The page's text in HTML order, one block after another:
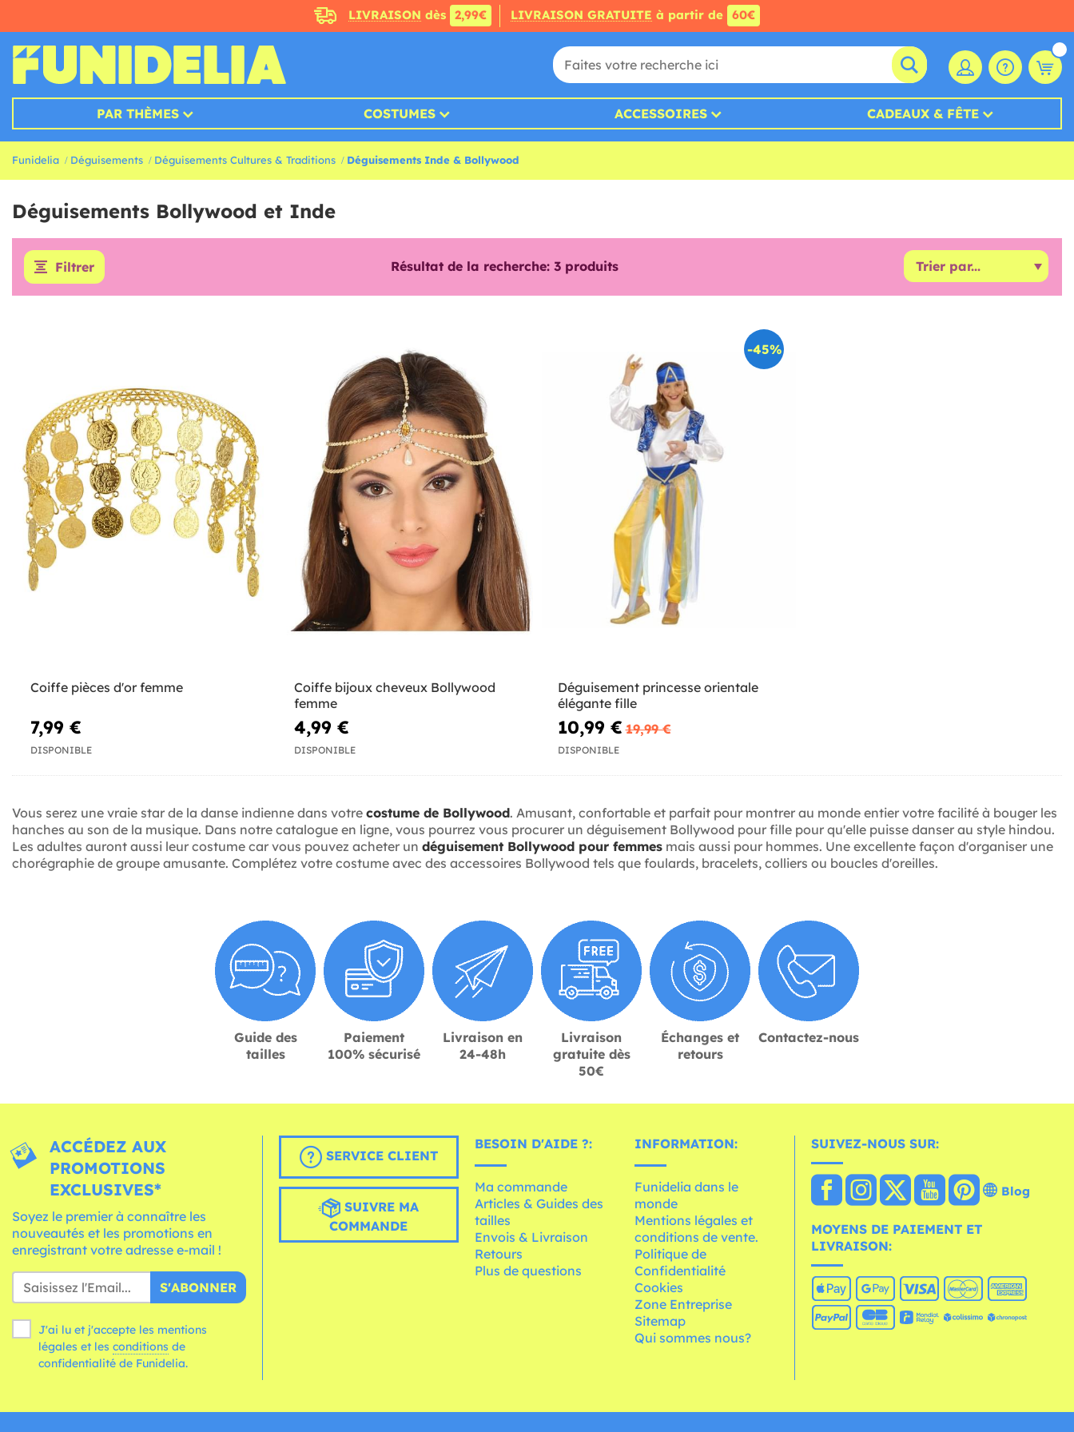
LIVRAISON dès 2,99€ LIVRAISON GRATUITE à partir de 60€
PAR THÈMES COSTUMES ACCESSOIRES CADEAUX & FÊTE
Funidelia Déguisements Déguisements Cultures & Traditions Déguisements Inde & Bollywood
Déguisements Bollywood et Inde
Filtrer Résultat de la recherche: 3produits
Coiffe pièces d'or femme
7,99 €
DISPONIBLE
Coiffe bijoux cheveux Bollywood
femme
4,99 €
DISPONIBLE
-45%
Déguisement princesse orientale
élégante fille
10,99 € 19,99 €
DISPONIBLE
Vous serez une vraie star de la danse indienne dans votre costume de Bollywood. Amusant, confortable et parfait pour montrer au monde entier votre facilité à bouger les
hanches au son de la musique. Dans notre catalogue en ligne, vous pourrez vous procurer un déguisement Bollywood pour fille pour qu'elle puisse danser au style hindou.
Les adultes auront aussi leur costume car vous pouvez acheter un déguisement Bollywood pour femmes mais aussi pour hommes. Une excellente façon d'organiser une
chorégraphie de groupe amusante. Complétez votre costume avec des accessoires Bollywood tels que foulards, bracelets, colliers ou boucles d'oreilles.
Guide des
tailles
Paiement
100% sécurisé
Livraison en
24-48h
Livraison
gratuite dès
50€
Échanges et
retours
Contactez-nous
ACCÉDEZ AUX
PROMOTIONS
EXCLUSIVES*
Soyez le premier à connaître les
nouveautés et les promotions en
enregistrant votre adresse e-mail !
S'ABONNER
J'ai lu et j'accepte les mentions
légales et les conditions
confidentialité de Funidelia.
SERVICE CLIENT
SUIVRE MA
COMMANDE
BESOIN D'AIDE ?:
Ma commande
Articles & Guides des
tailles
Envois & Livraison
Retours
Plus de questions
INFORMATION:
Funidelia dans le
monde
Mentions légales et
conditions de vente.
Politique de
Confidentialité
Cookies
Zone Entreprise
Sitemap
Qui sommes nous?
SUIVEZ-NOUS SUR:
Blog
MOYENS DE PAIEMENT ET
LIVRAISON: